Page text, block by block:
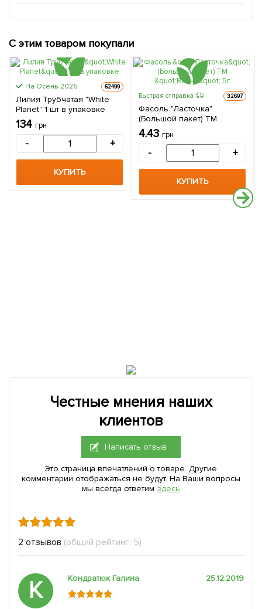
С этим товаром покупали
На Осень-2026 62499
Лилия Трубчатая "White
Planet" 1 шт в упаковке
134 грн
- +
КУПИТЬ
Быстрая отправка 32697
Фасоль "Ласточка"
(Большой пакет) ТМ
"Весна" 5г
4.43 грн
- +
КУПИТЬ
Честные мнения наших
клиентов
Написать отзыв
Это страница впечатлений о товаре. Другие
комментарии отображаться не будут. На Ваши вопросы
мы всегда ответим здесь
2 отзывов (общий рейтинг: 5)
К Кондратюк Галина 25.12.2019